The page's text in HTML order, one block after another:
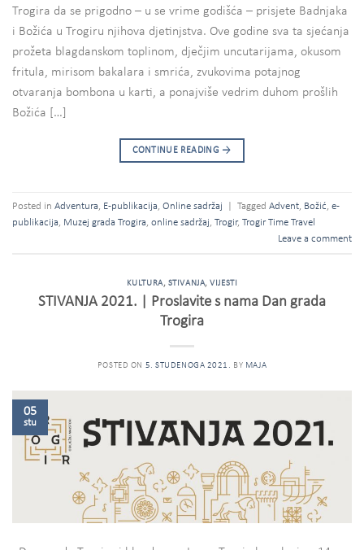
Trogira da se prigodno – u se vrime godišća – prisjete Badnjaka
i Božića u Trogiru njihova djetinjstva. Ove godine sva ta sjećanja
prožeta blagdanskom toplinom, dječjim uncutarijama, okusom
fritula, mirisom bakalara i smrića, zvukovima potajnog
otvaranja bombona u karti, a ponajviše vedrim duhom prošlih
Božića […]
CONTINUE READING →
Posted in Adventura E-publikacija Online sadržaj Tagged Advent Božić e-
publikacija
Muzej grada Trogira online sadržaj Trogir, Trogir Time Travel
Leave a comment
KULTURA, STIVANJA,VIJESTI
STIVANJA 2021. | Proslavite s nama Dan grada
Trogira
POSTED ON 5. STUDENOGA 2021. BY MAJA
05
stu